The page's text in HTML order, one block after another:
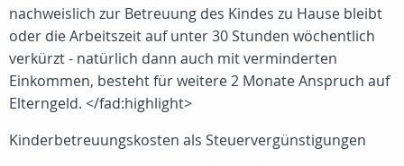
nachweislich zur Betreuung des Kindes zu Hause bleibt
oder die Arbeitszeit auf unter 30 Stunden wöchentlich
verkürzt - natürlich dann auch mit verminderten
Einkommen, besteht für weitere 2 Monate Anspruch auf
Elterngeld. </fad:highlight>
Kinderbetreuungskosten als Steuervergünstigungen